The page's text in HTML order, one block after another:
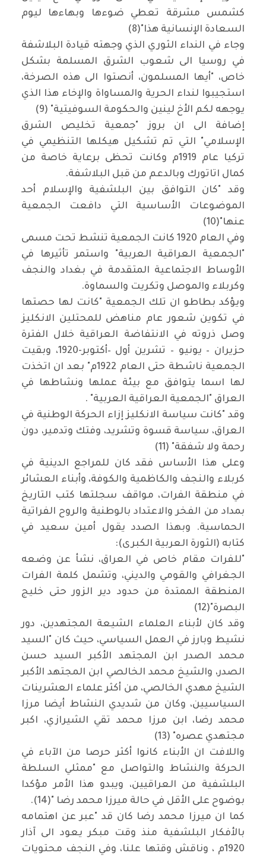
كشمس مشرقة تعطي ضوءها وبهاءها ليوم
السعادة الإنسانية هذا"(8)
وجاء في النداء الثوري الذي وجهته قيادة البلاشفة
في روسيا الى شعوب الشرق المسلمة بشكل
خاص، "أيها المسلمون، أنصتوا الى هذه الصرخة،
استجيبوا لنداء الحرية والمساواة والإخاء هذا الذي
يوجهه لكم الأخ لينين والحكومة السوفيتية" (9)
إضافة الى ان بروز "جمعية تخليص الشرق
الإسلامي" التي تم تشكيل هيكلها التنظيمي في
تركيا عام 1919م وكانت تحظى برعاية خاصة من
كمال اتاتورك وبالدعم من قبل البلاشفة.
وقد "كان التوافق بين البلشفية والإسلام أحد
الموضوعات الأساسية التي دافعت الجمعية
عنها"(10)
وفي العام 1920 كانت الجمعية تنشط تحت مسمى
"الجمعية العراقية العربية" واستمر تأثيرها في
الأوساط الاجتماعية المتقدمة في بغداد والنجف
وكربلاء والموصل وتكريت والسماوة.
ويؤكد بطاطو ان تلك الجمعية "كانت لها حصتها
في تكوين شعور عام مناهض للمحتلين الانكليز
وصل ذروته في الانتفاضة العراقية خلال الفترة
حزيران – يونيو – تشرين أول –أكتوبر-1920، وبقيت
الجمعية ناشطة حتى العام 1922م" بعد ان اتخذت
لها اسما يتوافق مع بيئة عملها ونشاطها في
العراق "الجمعية العراقية العربية" .
وقد "كانت سياسة الانكليز إزاء الحركة الوطنية في
العراق، سياسة قسوة وتشريد، وفتك وتدمير، دون
رحمة ولا شفقة" (11)
وعلى هذا الأساس فقد كان للمراجع الدينية في
كربلاء والنجف والكاظمية والكوفة، وأبناء العشائر
في منطقة الفرات، مواقف سجلتها كتب التاريخ
بمداد من الفخر والاعتداد بالوطنية والروح الفراتية
الحماسية. وبهذا الصدد يقول أمين سعيد في
كتابه (الثورة العربية الكبرى):
"للفرات مقام خاص في العراق، نشأ عن وضعه
الجغرافي والقومي والديني، وتشمل كلمة الفرات
المنطقة الممتدة من حدود دير الزور حتى خليج
البصرة"(12)
وقد كان لأبناء العلماء الشيعة المجتهدين، دور
نشيط وبارز في العمل السياسي، حيث كان "السيد
محمد الصدر ابن المجتهد الأكبر السيد حسن
الصدر، والشيخ محمد الخالصي ابن المجتهد الأكبر
الشيخ مهدي الخالصي، من أكثر علماء العشرينات
السياسيين، وكان من شديدي النشاط أيضا مرزا
محمد رضا، ابن مرزا محمد تقي الشيرازي، اكبر
مجتهدي عصره" (13)
واللافت ان الأبناء كانوا أكثر حرصا من الآباء في
الحركة والنشاط والتواصل مع "ممثلي السلطة
البلشفية من العراقيين، ويبدو هذا الأمر مؤكدا
بوضوح على الأقل في حالة ميرزا محمد رضا "(14).
كما ان ميرزا محمد رضا كان قد "عبر عن اهتمامه
بالأفكار البلشفية منذ وقت مبكر يعود الى آذار
1920م ، وناقش وقتها علنا، وفي النجف محتويات